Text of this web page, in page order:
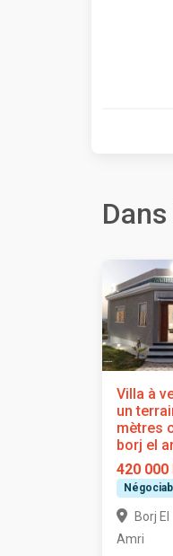
Villa à
un
mètres
borj el
420 000
Borj El
Amri